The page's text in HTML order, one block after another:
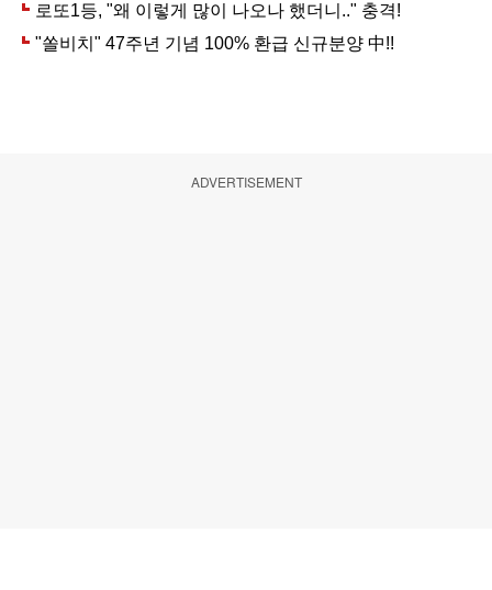
ADVERTISEMENT